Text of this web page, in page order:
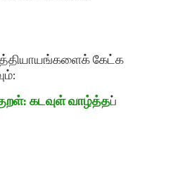
கேட்க
கடவுள் வாழ்த்தப்